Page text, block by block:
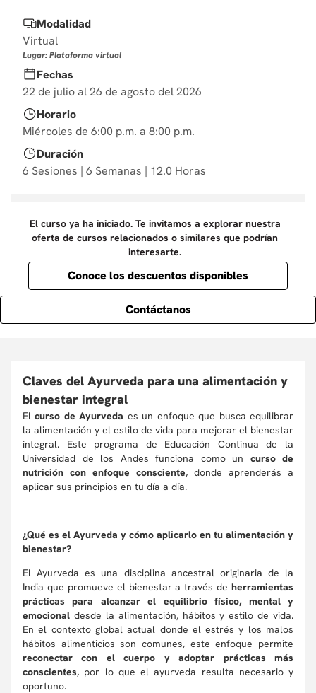
Modalidad
Virtual
Lugar: Plataforma virtual
Fechas
22 de julio al 26 de agosto del 2026
Horario
Miércoles de 6:00 p.m. a 8:00 p.m.
Duración
6 Sesiones | 6 Semanas | 12.0 Horas
El curso ya ha iniciado. Te invitamos a explorar nuestra
oferta de cursos relacionados o similares que podrían
interesarte.
Conoce los descuentos disponibles
Contáctanos
Claves del Ayurveda para una alimentación y
bienestar integral
Elcurso de Ayurveda es un enfoque que busca equilibrar
la alimentación y el estilo de vida para mejorar el bienestar
integral. Este programa de Educación Continua de la
Universidad de los Andes funciona como un curso de
nutrición con enfoque consciente, donde aprenderás a
aplicar sus principios en tu día a día.
¿Qué es el Ayurveda y cómo aplicarlo en tu alimentación y
bienestar?
El Ayurveda es una disciplina ancestral originaria de la
India que promueve el bienestar a través de herramientas
prácticas para alcanzar el equilibrio físico, mental y
emocional desde la alimentación, hábitos y estilo de vida.
En el contexto global actual donde el estrés y los malos
hábitos alimenticios son comunes, este enfoque permite
reconectar con el cuerpo y adoptar prácticas más
conscientes, por lo que el ayurveda resulta necesario y
oportuno.